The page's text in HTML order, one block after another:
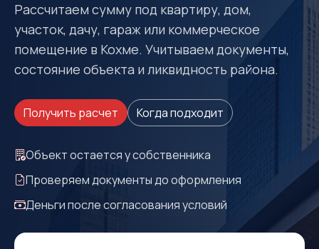
Рассчитаем сумму под квартиру, дом,
участок, дачу, гараж или коммерческое
помещение в Кохме. Учитываем документы,
состояние объекта и ликвидность района.
Получить расчет Когда подходит
Объект остается у собственника
Проверяем документы до оформления
Деньги после согласования условий